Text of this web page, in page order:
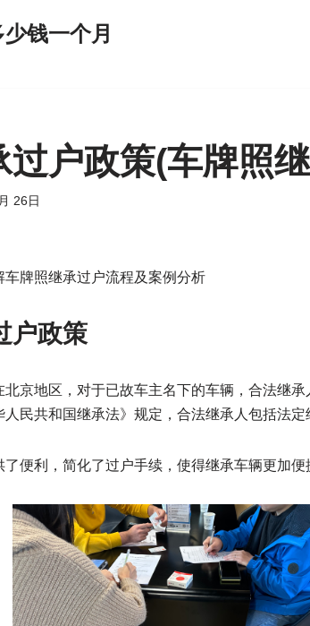
钱一个月
过户政策(车牌照
26日
牌照继承过户流程及案例分析
户政策
京地区，对于已故车主名下的车辆，合法继
民共和国继承法》规定，合法继承人包括法定
便利，简化了过户手续，使得继承车辆更加便